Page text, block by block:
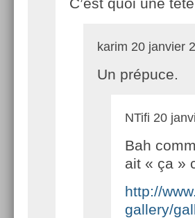
karim 20 janvier
Un prépuce.
NTifi 20
Bah
ait « ça »
http://
gallery/